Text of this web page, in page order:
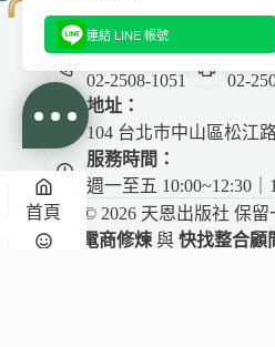
電話：
02-2508-1051
傳真：
02-
地址：
104 台北市中山區松江
服務時間：
週一至五 10:00~12:30｜
Copyright © 2026 天恩出版社 保
電商修煉 與快找整合顧
首頁
連結 LINE 帳號